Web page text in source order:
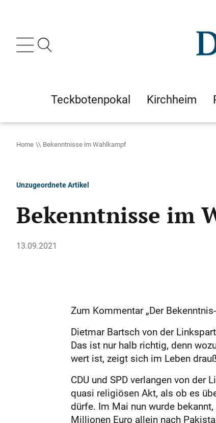
Teckbotenpokal Kirchheim
Home Bekenntnisse im Wahlkampf
Unzugeordnete Artikel
Bekenntnisse im
13.09.2021
Zum Kommentar „Der
Dietmar Bartsch von der
Das ist nur halb richtig, denn
wert ist, zeigt sich im Leben
CDU und SPD verlangen von der
quasi religiösen Akt, als ob es
dürfe. Im Mai nun wurde
Millionen Euro allein nach